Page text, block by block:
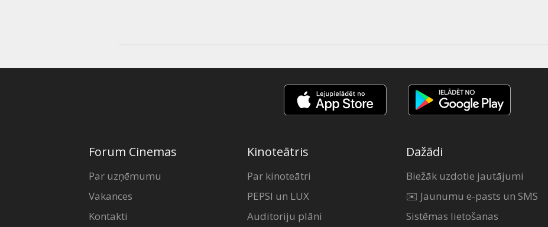
Forum Cinemas
Par uzņēmumu
Vakances
Kontakti
Kinoteātris
Par kinoteātri
PEPSI un LUX
Auditoriju plāni
Dažādi
Biežāk uzdotie jautājumi
✉️ Jaunumu e-pasts un SMS
Sistēmas lietošanas